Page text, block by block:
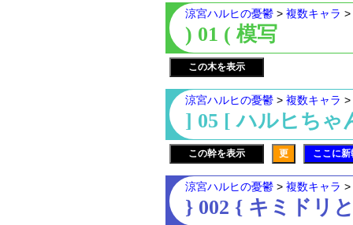
涼宮ハルヒの憂鬱 > 複数キャラ >
) 01 ( 模写
この木を表示
涼宮ハルヒの憂鬱 > 複数キャラ >
] 05 [ ハルヒちゃ
この幹を表示 更 ここに
涼宮ハルヒの憂鬱 > 複数キャラ >
} 002 { キミドリ